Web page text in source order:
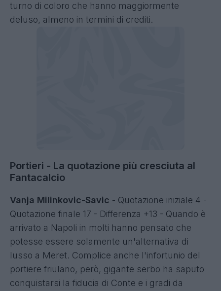
turno di coloro che hanno maggiormente
deluso, almeno in termini di crediti.
Portieri - La quotazione più cresciuta al
Fantacalcio
Vanja Milinkovic-Savic - Quotazione iniziale 4 -
Quotazione finale 17 - Differenza +13 - Quando è
arrivato a Napoli in molti hanno pensato che
potesse essere solamente un'alternativa di
lusso a Meret. Complice anche l'infortunio del
portiere friulano, però, gigante serbo ha saputo
conquistarsi la fiducia di Conte e i gradi da